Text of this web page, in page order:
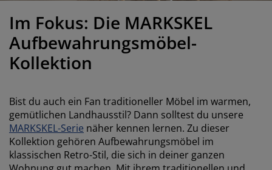
und Zubehör
Im Fokus: Die MARKSKEL
Aufbewahrungsmöbel-
Kollektion
Bist du auch ein Fan traditioneller Möbel im warmen,
gemütlichen Landhausstil? Dann solltest du unsere
MARKSKEL-Serie näher kennen lernen. Zu dieser
Kollektion gehören Aufbewahrungsmöbel im
klassischen Retro-Stil, die sich in deiner ganzen